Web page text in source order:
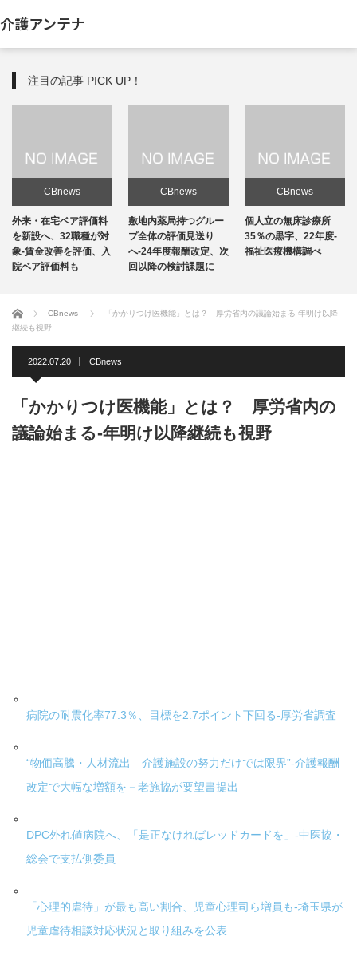
介護アンテナ
注目の記事 PICK UP！
CBnews
敷地内薬局持つグルー
プ全体の評価見送り
へ-24年度報酬改定、次
回以降の検討課題に
CBnews
個人立の無床診療所
35％の黒字、22年度-
福祉医療機構調べ
CBnews
個人立の無床診療所
35％の黒字、22年度-
福祉医療機構調べ
ホーム CBnews
「かかりつけ医機能」とは？ 厚労省内の議論始まる-年明け以降
継続も視野
2022.07.20 CBnews
「かかりつけ医機能」とは？ 厚労省内の
議論始まる-年明け以降継続も視野
病院の耐震化率77.3％、目標を2.7ポイント下回る-厚労省調査
“物価高騰・人材流出 介護施設の努力だけでは限界”-介護報酬
改定で大幅な増額を－老施協が要望書提出
DPC外れ値病院へ、「是正なければレッドカードを」-中医協・
総会で支払側委員
「心理的虐待」が最も高い割合、児童心理司ら増員も-埼玉県が
児童虐待相談対応状況と取り組みを公表